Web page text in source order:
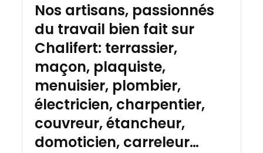
Nos artisans, passionnés
du travail bien fait sur
Chalifert: terrassier,
maçon, plaquiste,
menuisier, plombier,
électricien, charpentier,
couvreur, étancheur,
domoticien, carreleur…